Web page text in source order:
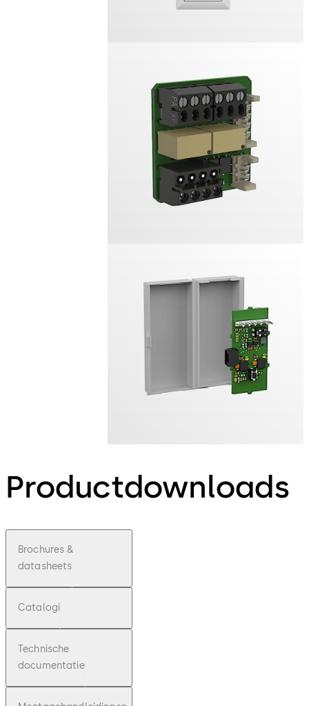
Productdownloads
Brochures &
datasheets
Catalogi
Technische
documentatie